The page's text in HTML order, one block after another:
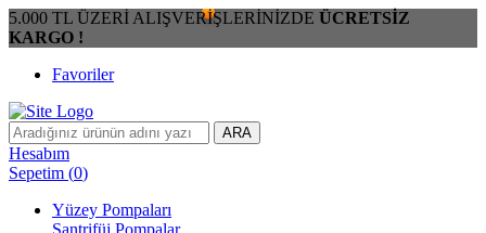
5.000 TL ÜZERİ ALIŞVERİŞLERİNİZDE ÜCRETSİZ
KARGO !
Favoriler
ARA
Hesabım
Sepetim (0)
Yüzey Pompaları
Santrifüj Pompalar